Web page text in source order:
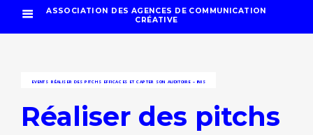
ASSOCIATION DES AGENCES DE COMMUNICATION
CRÉATIVE
EVENTS RÉALISER DES PITCHS EFFICACES ET CAPTER SON AUDITOIRE – INIS
Réaliser des pitchs